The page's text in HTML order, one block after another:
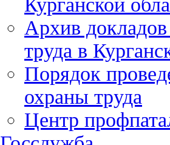
Курганской
Архив
труда в
Порядок
охраны труда
Центр